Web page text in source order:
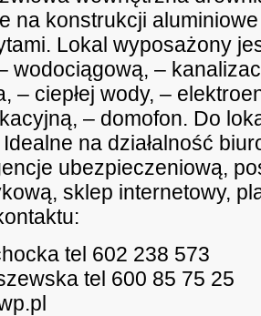
na konstrukcji aluminiowe
Lokal wyposażony
wodociągową, –
– ciepłej wody, –
– domofon. Do
na działalność
ubezpieczeniową,
sklep internetowy,
tel 602 238 573
tel 600 85 75 25